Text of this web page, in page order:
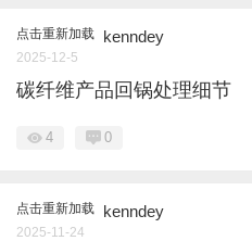
点击重新加载 kenndey
2025-12-5
碳纤维产品回锅处理细节
4 0
点击重新加载 kenndey
2025-11-24